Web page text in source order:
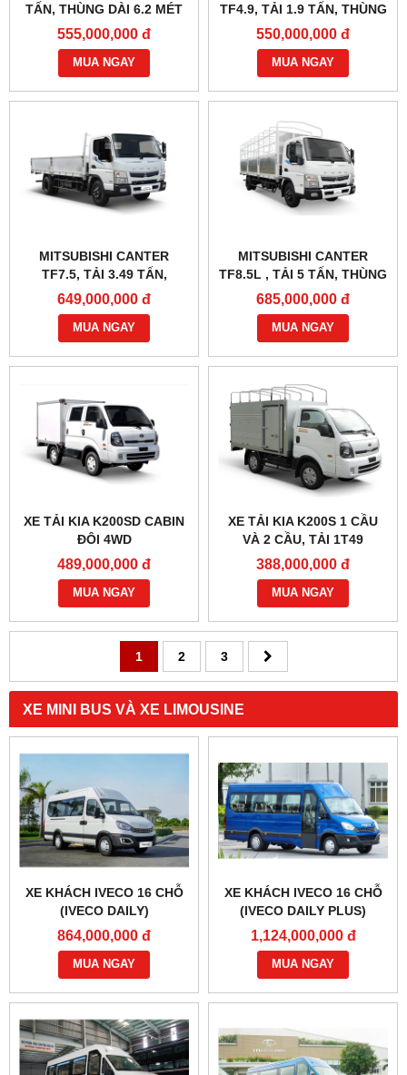
TẤN, THÙNG DÀI 6.2 MÉT
555,000,000 đ
MUA NGAY
TF4.9, TẢI 1.9 TẤN, THÙNG
4M5
550,000,000 đ
MUA NGAY
MITSUBISHI CANTER
TF7.5, TẢI 3.49 TẤN,
THÙNG 5M2
649,000,000 đ
MUA NGAY
MITSUBISHI CANTER
TF8.5L , TẢI 5 TẤN, THÙNG
6M2
685,000,000 đ
MUA NGAY
XE TẢI KIA K200SD CABIN
ĐÔI 4WD
489,000,000 đ
MUA NGAY
XE TẢI KIA K200S 1 CẦU
VÀ 2 CẦU, TẢI 1T49
388,000,000 đ
MUA NGAY
1 2 3
XE MINI BUS VÀ XE LIMOUSINE
XE KHÁCH IVECO 16 CHỖ
(IVECO DAILY)
864,000,000 đ
MUA NGAY
XE KHÁCH IVECO 16 CHỖ
(IVECO DAILY PLUS)
1,124,000,000 đ
MUA NGAY